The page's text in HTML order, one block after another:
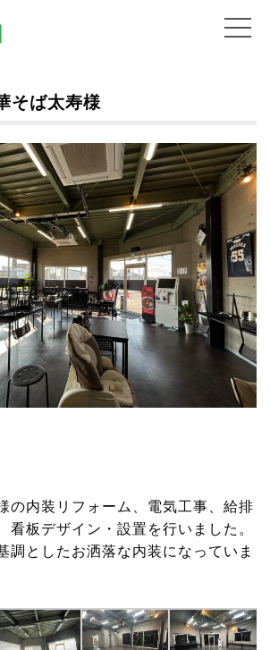
そば太寿様
の内装リフォーム、電気工事、給排
看板デザイン・設置を行いました。
調としたお洒落な内装になっていま